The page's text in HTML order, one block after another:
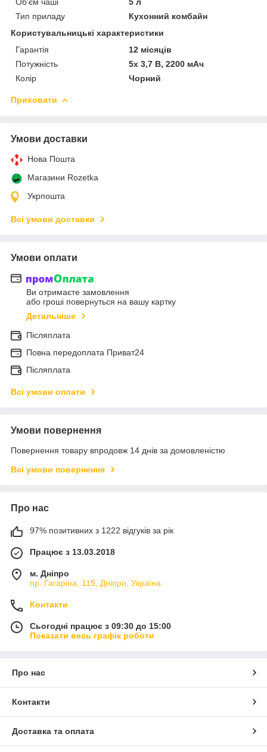
Тип приладу
Кухонний комбайн
Користувальницькі характеристики
Гарантія
12 місяців
Потужність
5x 3,7 В, 2200 мАч
Колір
Чорний
Приховати
Умови доставки
Нова Пошта
Магазини Rozetka
Укрпошта
Всі умови доставки
Умови оплати
Ви отримаєте замовлення
або гроші повернуться на вашу картку
Детальніше
Післяплата
Повна передоплата Приват24
Післяплата
Всі умови оплати
Умови повернення
Повернення товару впродовж 14 днів за домовленістю
Всі умови повернення
Про нас
97% позитивних з 1222 відгуків за рік
Працює з 13.03.2018
м. Дніпро
пр. Гагаріна, 115, Дніпро, Україна
Контакти
Сьогодні працює з 09:30 до 15:00
Показати весь графік роботи
Про нас
Контакти
Доставка та оплата